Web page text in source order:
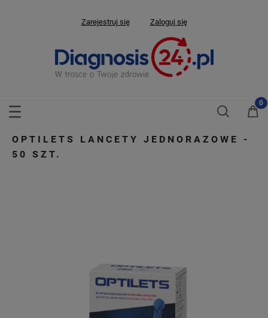
Zarejestruj się Zaloguj się
OPTILETS LANCETY JEDNORAZOWE -
50 SZT.